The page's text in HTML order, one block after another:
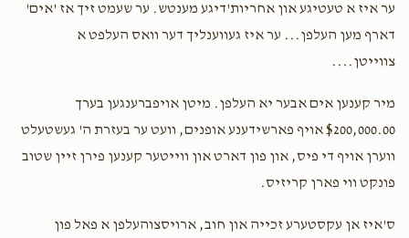
ער איז א טעטיגע און אחריות'דיגע מענטש. ער שעמט זיך אז 'אים'
דארף מען העלפן... ער איז געווענליך דער וואס העלפט א
צווייטן....
מיר קענען אים אבער יא העלפן. מיטן אויפברענגען בערך
$200,000.00 אויף פארשידענע אופנים, וועט ער בעזרת ה' געשטעלט
ווערן אויף די פיס, און פון דארט און ווייטער קענען פירן זיין שטוב
פונקט ווי פארן קריזיס.
ס'איז אן עקסטערע זכייה און חוב, ארויסצוהעלפן א פאל פון